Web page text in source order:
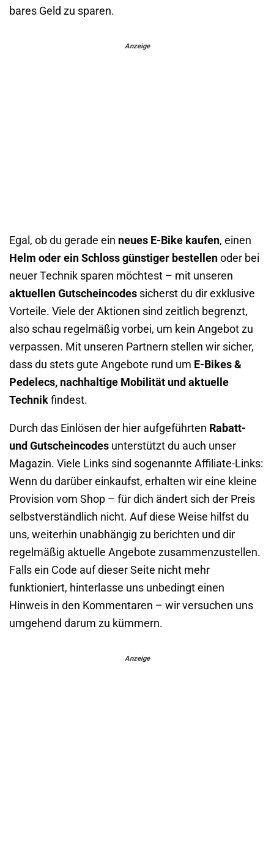
bares Geld zu sparen.
Anzeige
Egal, ob du gerade ein neues E-Bike kaufen, einen
Helm oder ein Schloss günstiger bestellen oder bei
neuer Technik sparen möchtest – mit unseren
aktuellen Gutscheincodes sicherst du dir exklusive
Vorteile. Viele der Aktionen sind zeitlich begrenzt,
also schau regelmäßig vorbei, um kein Angebot zu
verpassen. Mit unseren Partnern stellen wir sicher,
dass du stets gute Angebote rund um E-Bikes &
Pedelecs, nachhaltige Mobilität und aktuelle
Technik findest.
Durch das Einlösen der hier aufgeführten Rabatt-
und Gutscheincodes unterstützt du auch unser
Magazin. Viele Links sind sogenannte Affiliate-Links:
Wenn du darüber einkaufst, erhalten wir eine kleine
Provision vom Shop – für dich ändert sich der Preis
selbstverständlich nicht. Auf diese Weise hilfst du
uns, weiterhin unabhängig zu berichten und dir
regelmäßig aktuelle Angebote zusammenzustellen.
Falls ein Code auf dieser Seite nicht mehr
funktioniert, hinterlasse uns unbedingt einen
Hinweis in den Kommentaren – wir versuchen uns
umgehend darum zu kümmern.
Anzeige